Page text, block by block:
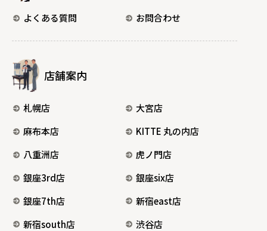
よくある質問 お問合わせ
店舗案内
札幌店
大宮店
麻布本店
KITTE 丸の内店
八重洲店
虎ノ門店
銀座3rd店
銀座six店
銀座7th店
新宿east店
新宿south店
渋谷店